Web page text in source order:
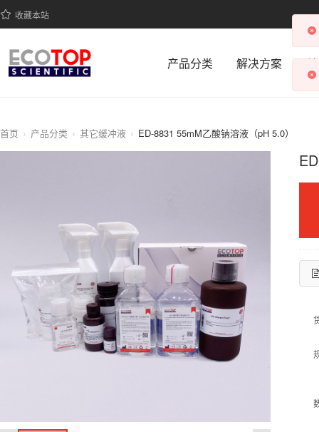
收藏本站
产品分类 解决方案
首页 产品分类 其它缓冲液 ED-8831 55mM乙酸钠溶液（pH 5.0）